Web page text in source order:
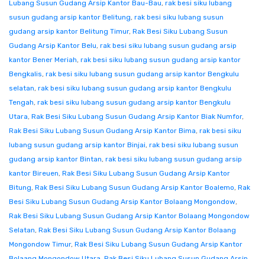
Lubang Susun Gudang Arsip Kantor Bau-Bau, rak besi siku lubang
susun gudang arsip kantor Belitung, rak besi siku lubang susun
gudang arsip kantor Belitung Timur, Rak Besi Siku Lubang Susun
Gudang Arsip Kantor Belu, rak besi siku lubang susun gudang arsip
kantor Bener Meriah, rak besi siku lubang susun gudang arsip kantor
Bengkalis, rak besi siku lubang susun gudang arsip kantor Bengkulu
selatan, rak besi siku lubang susun gudang arsip kantor Bengkulu
Tengah, rak besi siku lubang susun gudang arsip kantor Bengkulu
Utara, Rak Besi Siku Lubang Susun Gudang Arsip Kantor Biak Numfor,
Rak Besi Siku Lubang Susun Gudang Arsip Kantor Bima, rak besi siku
lubang susun gudang arsip kantor Binjai, rak besi siku lubang susun
gudang arsip kantor Bintan, rak besi siku lubang susun gudang arsip
kantor Bireuen, Rak Besi Siku Lubang Susun Gudang Arsip Kantor
Bitung, Rak Besi Siku Lubang Susun Gudang Arsip Kantor Boalemo, Rak
Besi Siku Lubang Susun Gudang Arsip Kantor Bolaang Mongondow,
Rak Besi Siku Lubang Susun Gudang Arsip Kantor Bolaang Mongondow
Selatan, Rak Besi Siku Lubang Susun Gudang Arsip Kantor Bolaang
Mongondow Timur, Rak Besi Siku Lubang Susun Gudang Arsip Kantor